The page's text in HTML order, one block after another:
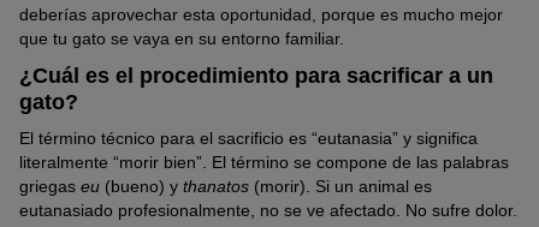
deberías aprovechar esta oportunidad, porque es mucho mejor
que tu gato se vaya en su entorno familiar.
¿Cuál es el procedimiento para sacrificar a un
gato?
El término técnico para el sacrificio es “eutanasia” y significa
literalmente “morir bien”. El término se compone de las palabras
griegas eu (bueno) y thanatos (morir). Si un animal es
eutanasiado profesionalmente, no se ve afectado. No sufre dolor.